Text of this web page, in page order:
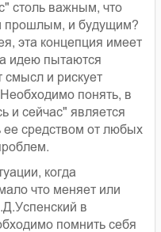
столь важным, что
прошлым, и будущим?
эта концепция имеет
идею пытаются
смысл и рискует
понять, в
и сейчас" является
ее средством от любых
когда
что меняет или
в
помнить себя